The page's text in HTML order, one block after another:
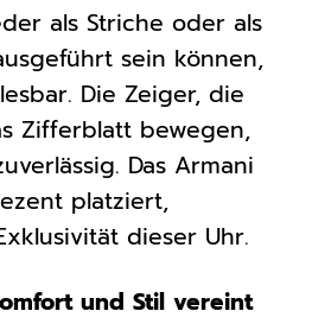
als Striche oder als
sein können,
Die Zeiger, die
Zifferblatt bewegen,
Das Armani
platziert,
dieser Uhr.
und Stil vereint